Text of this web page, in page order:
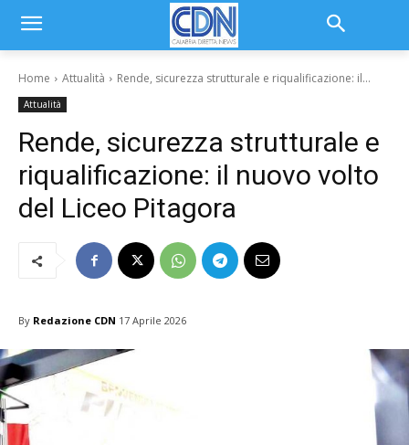
Home Attualità Rende, sicurezza strutturale e riqualificazione: il...
Attualità
Rende, sicurezza strutturale e
riqualificazione: il nuovo volto
del Liceo Pitagora
By Redazione CDN 17 Aprile 2026